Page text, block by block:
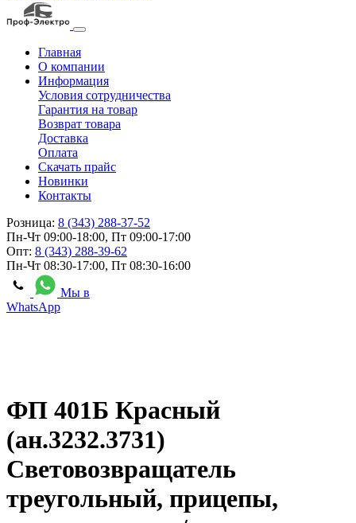
Главная
О компании
Информация
Условия сотрудничества
Гарантия на товар
Возврат товара
Доставка
Оплата
Скачать прайс
Новинки
Контакты
Розница: 8 (343) 288-37-52
Пн-Чт 09:00-18:00, Пт 09:00-17:00
Опт: 8 (343) 288-39-62
Пн-Чт 08:30-17:00, Пт 08:30-16:00
Мы в
WhatsApp
ФП 401Б Красный
(ан.3232.3731)
Световозвращатель
треугольный, прицепы,